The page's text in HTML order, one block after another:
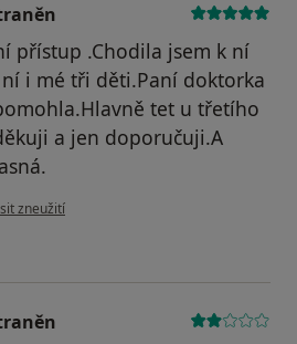
přístup .Chodila jsem k ní
i mé tři děti.Paní doktorka
tet u třetího
a jen doporučuji.A
uživatele Váš účet byl odstraněn
zneužití